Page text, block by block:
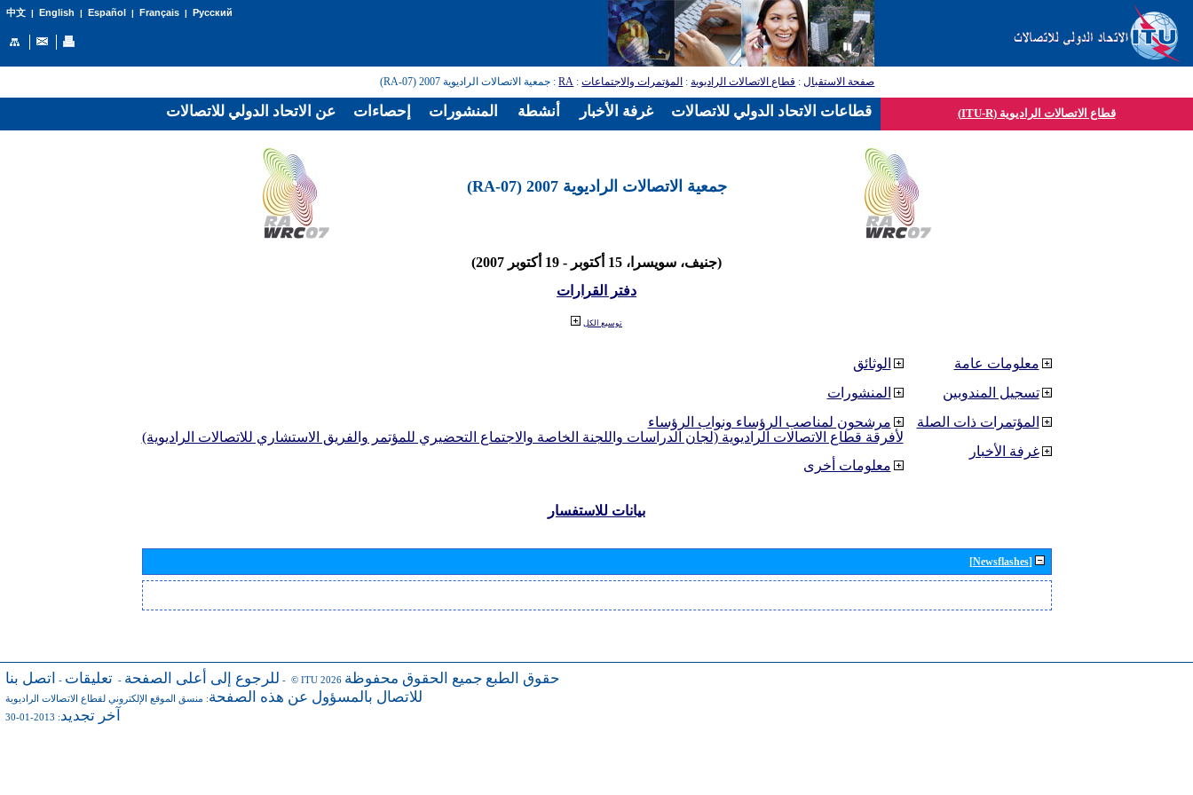
中文| English | Español | Français| Русский
صفحة الاستقبال: قطاع الاتصالات الراديوية: المؤتمرات والاجتماعات:
RA: جمعية الاتصالات الراديوية 2007 (RA-07)
قطاع الاتصالات الراديوية (ITU-R)
جمعية الاتصالات الراديوية 2007 (RA-07)
(جنيف، سويسرا، 15 أكتوبر - 19 أكتوبر 2007)
دفتر القرارات
توسيع الكل
الوثائق
المنشورات
مرشحون لمناصب الرؤساء ونواب الرؤساء
لأفرقة قطاع الاتصالات الراديوية (لجان الدراسات واللجنة الخاصة والاجتماع التحضيري للمؤتمر والفريق الاستشاري للاتصالات الراديوية)
معلومات أخرى
معلومات عامة
تسجيل المندوبين
المؤتمرات ذات الصلة
غرفة الأخبار
بيانات للاستفسار
[Newsflashes]
للرجوع إلى أعلى الصفحة - تعليقات - اتصل بنا - © ITU 2026 حقوق الطبع جميع الحقوق محفوظة
للاتصال بالمسؤول عن هذه الصفحة: منسق الموقع الإلكتروني لقطاع الاتصالات الراديوية
آخر تجديد: 2013-01-30
عن الاتحاد الدولي للاتصالات إحصاءات المنشورات أنشطة غرفة الأخبار قطاعات الاتحاد الدولي للاتصالات